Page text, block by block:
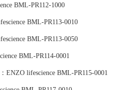
BML-PR112-1000
BML-PR113-0010
BML-PR113-0050
BML-PR114-0001
ENZO lifescience BML-PR115-0001